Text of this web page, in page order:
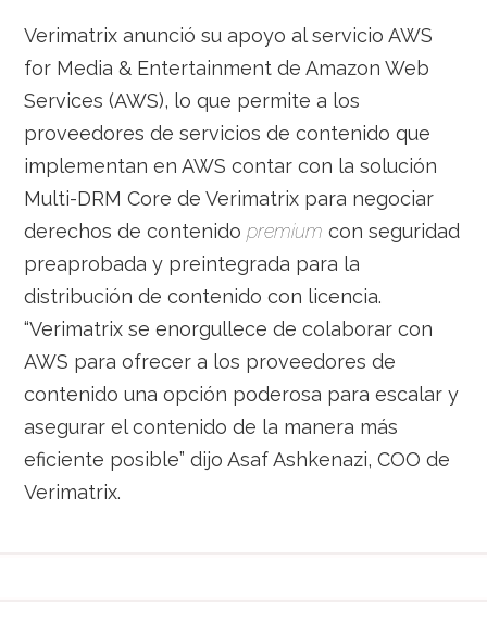
Verimatrix anunció su apoyo al servicio AWS
for Media & Entertainment de Amazon Web
Services (AWS), lo que permite a los
proveedores de servicios de contenido que
implementan en AWS contar con la solución
Multi-DRM Core de Verimatrix para negociar
derechos de contenido premium con seguridad
preaprobada y preintegrada para la
distribución de contenido con licencia.
“Verimatrix se enorgullece de colaborar con
AWS para ofrecer a los proveedores de
contenido una opción poderosa para escalar y
asegurar el contenido de la manera más
eficiente posible” dijo Asaf Ashkenazi, COO de
Verimatrix.